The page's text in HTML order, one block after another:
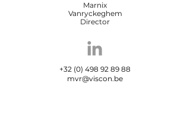
Marnix
Vanryckeghem
Director
+32 (0) 498 92 89 88
mvr@viscon.be